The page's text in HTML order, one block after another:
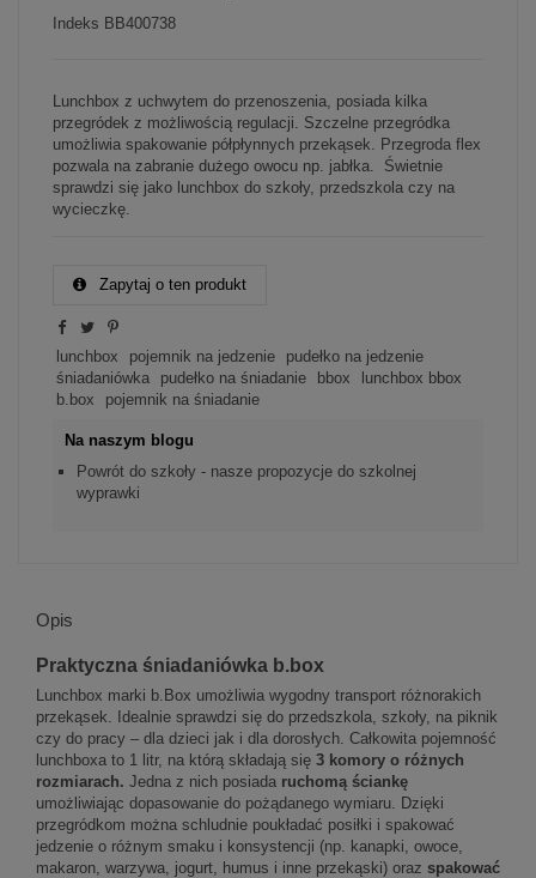
Indeks BB400738
Lunchbox z uchwytem do przenoszenia, posiada kilka
przegródek z możliwością regulacji. Szczelne przegródka
umożliwia spakowanie półpłynnych przekąsek. Przegroda flex
pozwala na zabranie dużego owocu np. jabłka. Świetnie
sprawdzi się jako lunchbox do szkoły, przedszkola czy na
wycieczkę.
Zapytaj o ten produkt
lunchbox pojemnik na jedzenie
pudełko na jedzenie
śniadaniówka
pudełko na śniadanie bbox
lunchbox bbox
b.box
pojemnik na śniadanie
Na naszym blogu
Powrót do szkoły - nasze propozycje do szkolnej
wyprawki
Opis
Praktyczna śniadaniówka b.box
Lunchbox marki b.Box umożliwia wygodny transport różnorakich
przekąsek. Idealnie sprawdzi się do przedszkola, szkoły, na piknik
czy do pracy – dla dzieci jak i dla dorosłych. Całkowita pojemność
lunchboxa to 1 litr, na którą składają się 3 komory o różnych
rozmiarach. Jedna z nich posiada ruchomą ściankę
umożliwiając dopasowanie do pożądanego wymiaru. Dzięki
przegródkom można schludnie poukładać posiłki i spakować
jedzenie o różnym smaku i konsystencji (np. kanapki, owoce,
makaron, warzywa, jogurt, humus i inne przekąski) oraz spakować